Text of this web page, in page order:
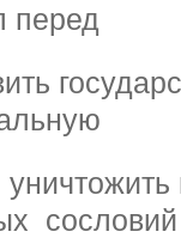
перед
сословий